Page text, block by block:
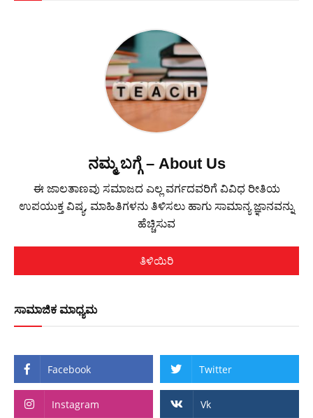
ನಮ್ಮ ಬಗ್ಗೆ – About Us
ಈ ಜಾಲತಾಣವು ಸಮಾಜದ ಎಲ್ಲ ವರ್ಗದವರಿಗೆ ವಿವಿಧ ರೀತಿಯ
ಉಪಯುಕ್ತ ವಿಷ್ಯ, ಮಾಹಿತಿಗಳನು ತಿಳಿಸಲು ಹಾಗು ಸಾಮಾನ್ಯ ಜ್ಞಾನವನ್ನು
ಹೆಚ್ಚಿಸುವ
ತಿಳಿಯಿರಿ
ಸಾಮಾಜಿಕ ಮಾಧ್ಯಮ
Facebook Twitter
Instagram Vk